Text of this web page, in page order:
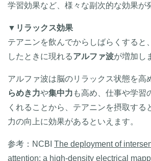
学習効果など、様々な副次的な効果が
▼ リラックス効果
テアニンを飲んでからしばらくすると
したときに現れるアルファ波が増加し
アルファ波は脳のリラックス状態を高
らめき力や集中力 も高め、仕事や学習
くれることから、テアニンを摂取する
力の向上に効果があるといえます。
参考： NCBI The deployment of
attention: a high-density electrical